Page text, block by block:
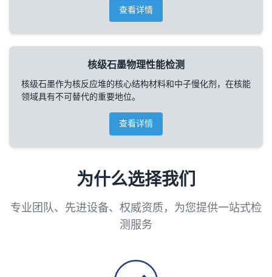
查看详情
核级石墨物理性能检测
核级石墨作为核反应堆的核心结构材料和中子慢化剂，在核能
领域具有不可替代的重要地位。
查看详情
为什么选择我们
专业团队、先进设备、权威资质，为您提供一站式检
测服务